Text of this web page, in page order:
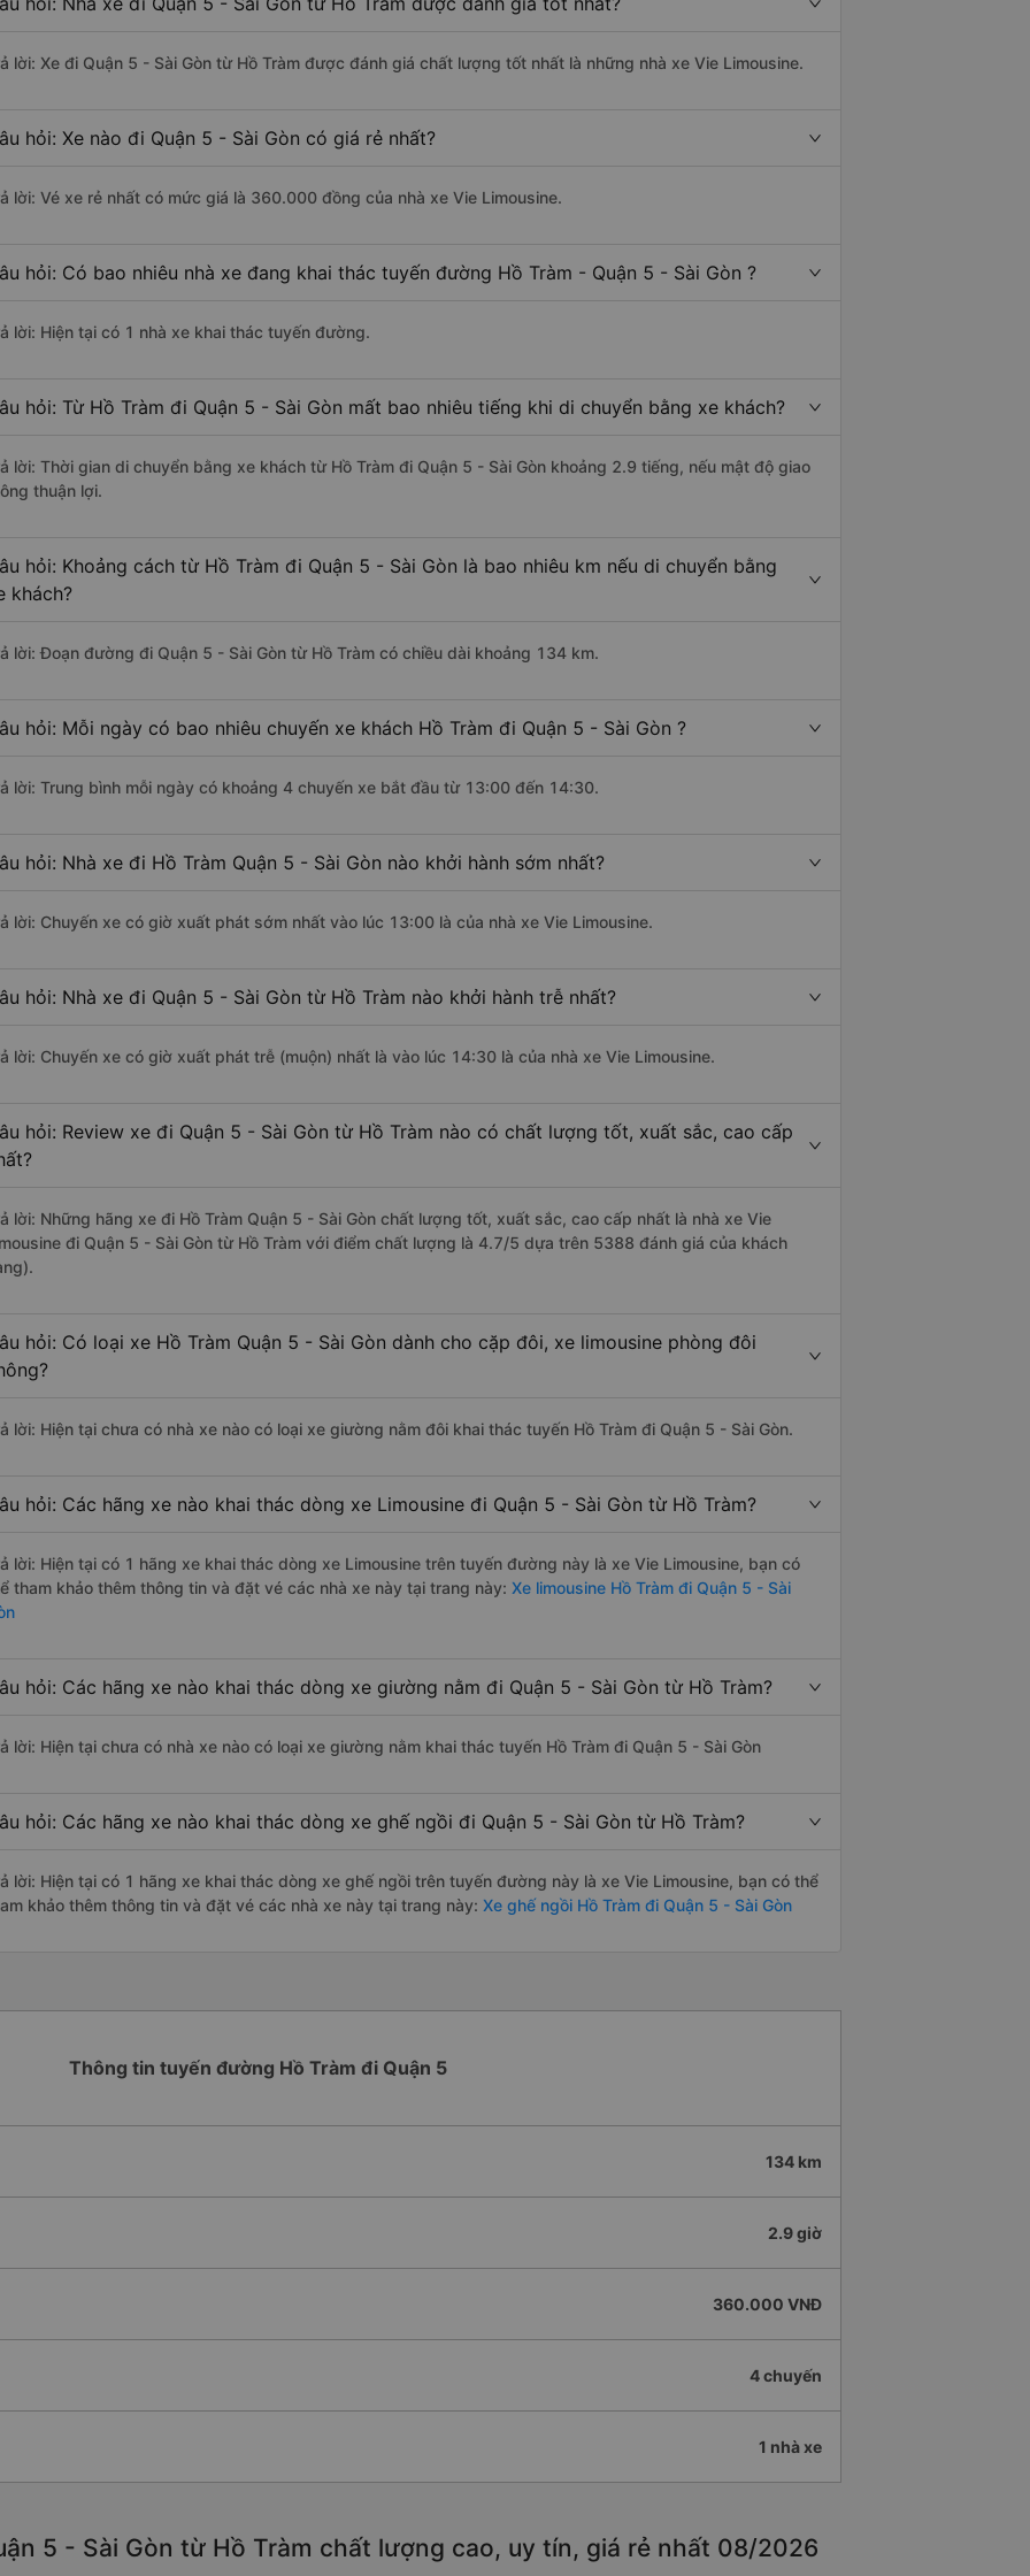
lời: Xe đi Quận 5 - Sài Gòn từ Hồ Tràm được đánh giá chất lượng tốt nhất là những nhà xe Vie Limousine.
hỏi: Xe nào đi Quận 5 - Sài Gòn có giá rẻ nhất?
lời: Vé xe rẻ nhất có mức giá là 360.000 đồng của nhà xe Vie Limousine.
hỏi: Có bao nhiêu nhà xe đang khai thác tuyến đường Hồ Tràm - Quận 5 - Sài Gòn ?
lời: Hiện tại có 1 nhà xe khai thác tuyến đường.
hỏi: Từ Hồ Tràm đi Quận 5 - Sài Gòn mất bao nhiêu tiếng khi di chuyển bằng xe khách?
lời: Thời gian di chuyển bằng xe khách từ Hồ Tràm đi Quận 5 - Sài Gòn khoảng 2.9 tiếng, nếu mật độ giao
thuận lợi.
hỏi: Khoảng cách từ Hồ Tràm đi Quận 5 - Sài Gòn là bao nhiêu km nếu di chuyển bằng
khách?
lời: Đoạn đường đi Quận 5 - Sài Gòn từ Hồ Tràm có chiều dài khoảng 134 km.
hỏi: Mỗi ngày có bao nhiêu chuyến xe khách Hồ Tràm đi Quận 5 - Sài Gòn ?
lời: Trung bình mỗi ngày có khoảng 4 chuyến xe bắt đầu từ 13:00 đến 14:30.
hỏi: Nhà xe đi Hồ Tràm Quận 5 - Sài Gòn nào khởi hành sớm nhất?
lời: Chuyến xe có giờ xuất phát sớm nhất vào lúc 13:00 là của nhà xe Vie Limousine.
hỏi: Nhà xe đi Quận 5 - Sài Gòn từ Hồ Tràm nào khởi hành trễ nhất?
lời: Chuyến xe có giờ xuất phát trễ (muộn) nhất là vào lúc 14:30 là của nhà xe Vie Limousine.
hỏi: Review xe đi Quận 5 - Sài Gòn từ Hồ Tràm nào có chất lượng tốt, xuất sắc, cao cấp
lời: Những hãng xe đi Hồ Tràm Quận 5 - Sài Gòn chất lượng tốt, xuất sắc, cao cấp nhất là nhà xe Vie
đi Quận 5 - Sài Gòn từ Hồ Tràm với điểm chất lượng là 4.7/5 dựa trên 5388 đánh giá của khách
hỏi: Có loại xe Hồ Tràm Quận 5 - Sài Gòn dành cho cặp đôi, xe limousine phòng đôi
lời: Hiện tại chưa có nhà xe nào có loại xe giường nằm đôi khai thác tuyến Hồ Tràm đi Quận 5 - Sài Gòn.
hỏi: Các hãng xe nào khai thác dòng xe Limousine đi Quận 5 - Sài Gòn từ Hồ Tràm?
lời: Hiện tại có 1 hãng xe khai thác dòng xe Limousine trên tuyến đường này là xe Vie Limousine, bạn có
tham khảo thêm thông tin và đặt vé các nhà xe này tại trang này: Xe limousine Hồ Tràm đi Quận 5 - Sài
hỏi: Các hãng xe nào khai thác dòng xe giường nằm đi Quận 5 - Sài Gòn từ Hồ Tràm?
lời: Hiện tại chưa có nhà xe nào có loại xe giường nằm khai thác tuyến Hồ Tràm đi Quận 5 - Sài Gòn
hỏi: Các hãng xe nào khai thác dòng xe ghế ngồi đi Quận 5 - Sài Gòn từ Hồ Tràm?
lời: Hiện tại có 1 hãng xe khai thác dòng xe ghế ngồi trên tuyến đường này là xe Vie Limousine, bạn có thể
khảo thêm thông tin và đặt vé các nhà xe này tại trang này: Xe ghế ngồi Hồ Tràm đi Quận 5 - Sài Gòn
Thông tin tuyến đường Hồ Tràm đi Quận 5
134 km
2.9 giờ
360.000 VNĐ
4 chuyến
1 nhà xe
5 - Sài Gòn từ Hồ Tràm chất lượng cao, uy tín, giá rẻ nhất 08/2026